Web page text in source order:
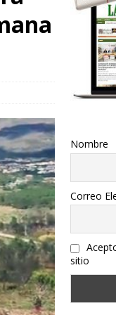
Nombre
Correo
sitio